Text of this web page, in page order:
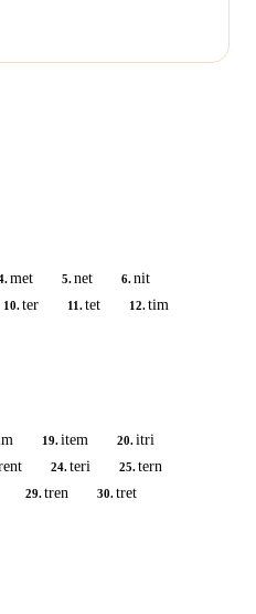
met 5.net 6.nit
10.ter 11.tet 12.tim
19.item 20.itri
24.teri 25.tern
29.tren 30.tret